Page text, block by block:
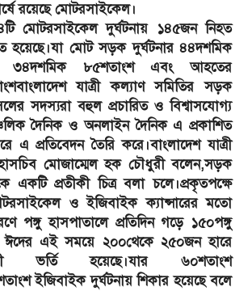
রয়েছে মোটরসাইকেল।
মোটরসাইকেল দুর্ঘটনায় ১৪৫জন নিহত
মোট সড়ক দুর্ঘটনার ৪৪দশমিক
৩৪দশমিক ৮৫শতাংশ এবং আহতের
বাংলাদেশ যাত্রী কল্যাণ সমিতির সড়ক
সদস্যরা বহুল প্রচারিত ও বিশ্বাসযোগ্য
দৈনিক ও অনলাইন দৈনিক এ প্রকাশিত
এ প্রতিবেদন তৈরি করে।বাংলাদেশ যাত্রী
মোজাম্মেল হক চৌধুরী বলেন,সড়ক
একটি প্রতীকী চিত্র বলা চলে।প্রকৃতপক্ষে
ও ইজিবাইক ক্যান্সারের মতো
পঙ্গু হাসপাতালে প্রতিদিন গড়ে ১৫০পঙ্গু
ঈদের এই সময়ে ২০০থেকে ২৫০জন হারে
ভর্তি হয়েছে।যার ৬০শতাংশ
ইজিবাইক দুর্ঘটনায় শিকার হয়েছে বলে